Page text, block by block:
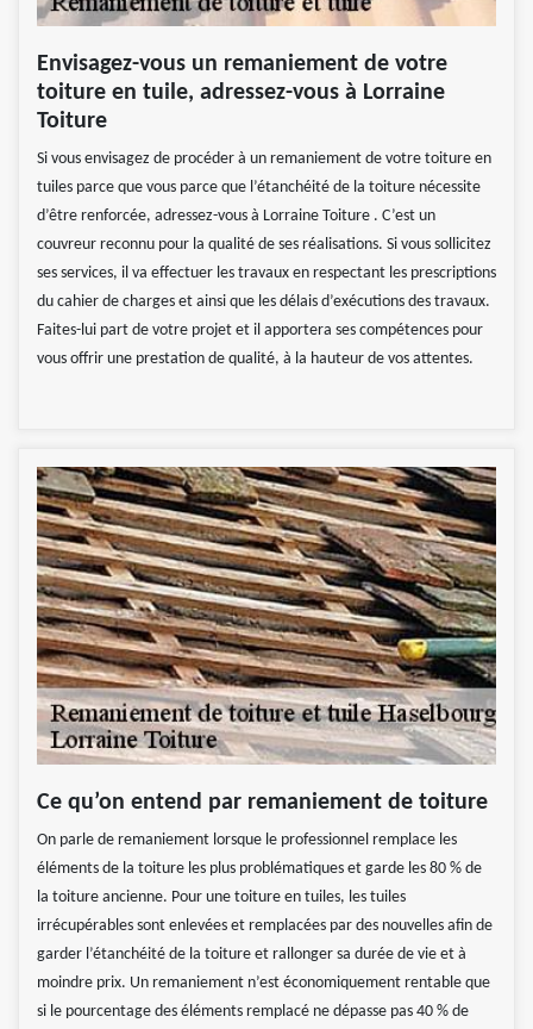
Envisagez-vous un remaniement de votre
toiture en tuile, adressez-vous à Lorraine
Toiture
Si vous envisagez de procéder à un remaniement de votre toiture en
tuiles parce que vous parce que l’étanchéité de la toiture nécessite
d’être renforcée, adressez-vous à Lorraine Toiture . C’est un
couvreur reconnu pour la qualité de ses réalisations. Si vous sollicitez
ses services, il va effectuer les travaux en respectant les prescriptions
du cahier de charges et ainsi que les délais d’exécutions des travaux.
Faites-lui part de votre projet et il apportera ses compétences pour
vous offrir une prestation de qualité, à la hauteur de vos attentes.
Ce qu’on entend par remaniement de toiture
On parle de remaniement lorsque le professionnel remplace les
éléments de la toiture les plus problématiques et garde les 80 % de
la toiture ancienne. Pour une toiture en tuiles, les tuiles
irrécupérables sont enlevées et remplacées par des nouvelles afin de
garder l’étanchéité de la toiture et rallonger sa durée de vie et à
moindre prix. Un remaniement n’est économiquement rentable que
si le pourcentage des éléments remplacé ne dépasse pas 40 % de